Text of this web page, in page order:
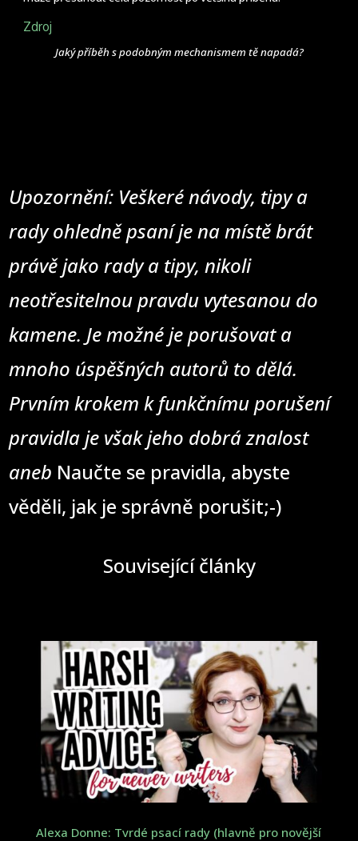
Zdroj
Jaký příběh s podobným mechanismem tě napadá?
Upozornění: Veškeré návody, tipy a
rady ohledně psaní je na místě brát
právě jako rady a tipy, nikoli
neotřesitelnou pravdu vytesanou do
kamene. Je možné je porušovat a
mnoho úspěšných autorů to dělá.
Prvním krokem k funkčnímu porušení
pravidla je však jeho dobrá znalost
aneb Naučte se pravidla, abyste
věděli, jak je správně porušit;-)
Související články
Alexa Donne: Tvrdé psací rady (hlavně pro novější